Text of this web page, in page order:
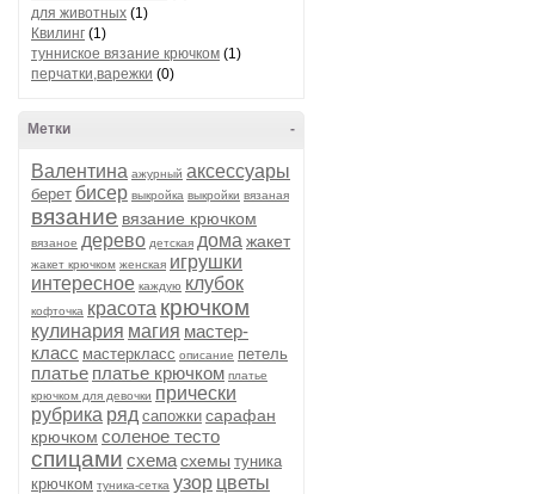
для животных (1)
Квилинг (1)
тунниское вязание крючком (1)
перчатки,варежки (0)
-
Метки
Валентина ажурный аксессуары
берет бисер выкройка выкройки вязаная
вязание вязание крючком
вязаное дерево детская дома жакет
жакет крючком женская игрушки
интересное каждую клубок
кофточка красота крючком
кулинария магия мастер-
класс мастеркласс описание петель
платье платье крючком платье
крючком для девочки прически
рубрика ряд сапожки сарафан
крючком соленое тесто
спицами схемасхемы туника
крючком туника-сетка узор цветы